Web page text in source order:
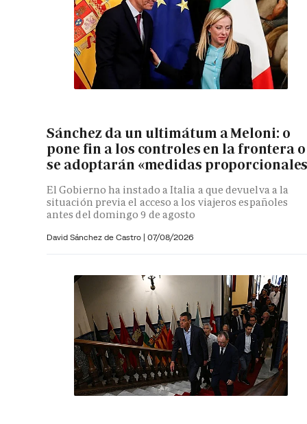
Sánchez da un ultimátum a Meloni: o
pone fin a los controles en la frontera o
se adoptarán «medidas
El Gobierno ha instado a Italia a que devuelva a la
situación previa el acceso a los viajeros españoles
antes del domingo 9 de agosto
David Sánchez de Castro | 07/08/2026